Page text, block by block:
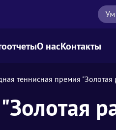
О насКонтакты
теннисная премия "Золотая